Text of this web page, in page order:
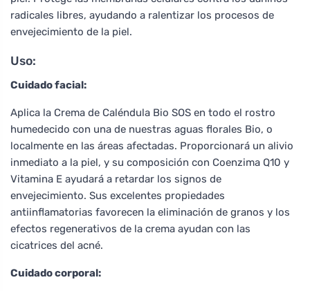
radicales libres, ayudando a ralentizar los procesos de
envejecimiento de la piel.
Uso:
Cuidado facial:
Aplica la Crema de Caléndula Bio SOS en todo el rostro
humedecido con una de nuestras aguas florales Bio, o
localmente en las áreas afectadas. Proporcionará un alivio
inmediato a la piel, y su composición con Coenzima Q10 y
Vitamina E ayudará a retardar los signos de
envejecimiento. Sus excelentes propiedades
antiinflamatorias favorecen la eliminación de granos y los
efectos regenerativos de la crema ayudan con las
cicatrices del acné.
Cuidado corporal: